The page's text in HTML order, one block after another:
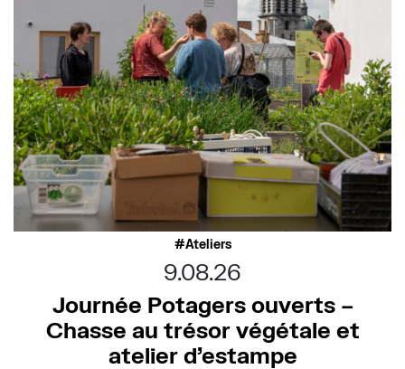
Ateliers
9.08.26
Journée Potagers ouverts –
Chasse au trésor végétale et
atelier d’estampe